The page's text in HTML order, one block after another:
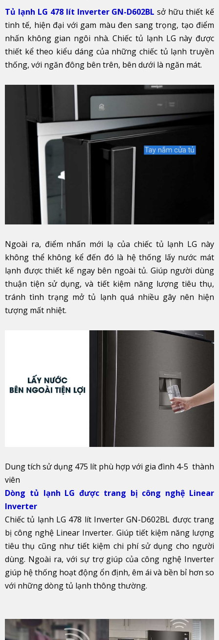
Tủ lạnh LG 478 lít Inverter GN-D602BL sở hữu thiết kế
tinh tế, hiện đại với gam màu đen sang trọng, tạo điểm
nhấn không gian ngôi nhà. Chiếc tủ lạnh LG này được
thiết kể theo kiểu dáng của những chiếc tủ lạnh truyền
thống, với ngăn đông bên trên, bên dưới là ngăn mát.
Ngoài ra, điểm nhấn mới lạ của chiếc tủ lạnh LG này
không thể không kể đến đó là hệ thống lấy nước mát
lạnh được thiết kế ngay bên ngoài tủ. Giúp người dùng
thuận tiện sử dụng, và tiết kiệm năng lượng tiêu thụ,
tránh tình trạng mở tủ lạnh quá nhiều gây nên hiện
tượng mất nhiệt.
Dung tích sử dụng 475 lít phù hợp với gia đình 4-5 thành
viên
Dòng tủ lạnh LG được trang bị công nghệ Linear
Inverter
Chiếc tủ lạnh LG 478 lít Inverter GN-D602BL được trang
bị công nghệ Linear Inverter. Giúp tiết kiệm năng lượng
tiêu thụ cũng như tiết kiệm chi phí sử dụng cho người
dùng. Ngoài ra, với sự trợ giúp của công nghệ Inverter
giúp hệ thống hoạt động ổn định, êm ái và bền bỉ hơn so
với những dòng tủ lạnh thông thường.